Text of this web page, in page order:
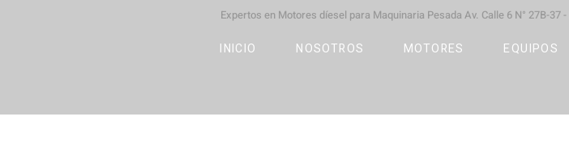
Expertos en Motores díesel para Maquinaria Pesada Av. Calle 6 N° 27B-37 -
INICIO NOSOTROS MOTORES EQUIPOS